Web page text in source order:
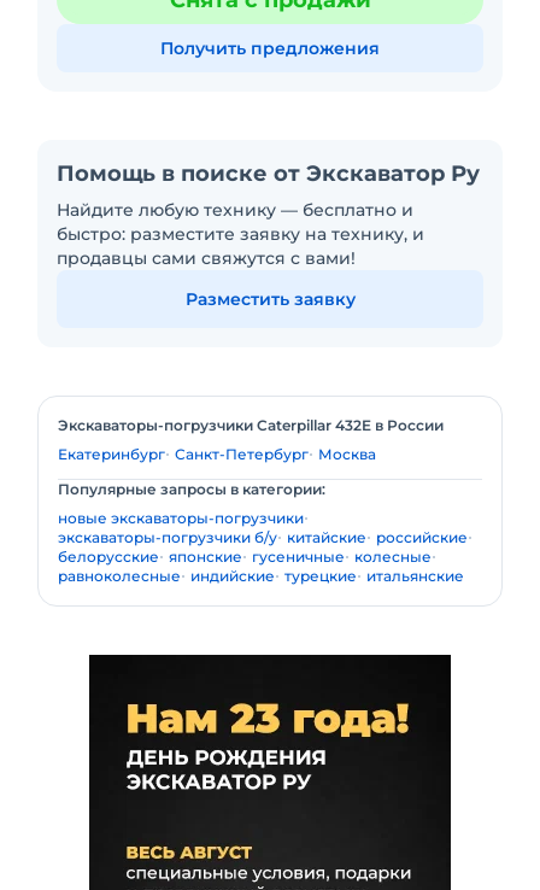
задний ковш
Получить предложения
Помощь в поиске от Экскаватор Ру
Найдите любую технику — бесплатно и
быстро: разместите заявку на технику, и
продавцы сами свяжутся с вами!
Разместить заявку
Экскаваторы-погрузчики Caterpillar 432E в России
Екатеринбург Санкт-Петербург Москва
Популярные запросы в категории:
новые экскаваторы-погрузчики
экскаваторы-погрузчики б/у китайские
российские
белорусские японские гусеничные
колесные
равноколесные
индийские турецкие итальянские